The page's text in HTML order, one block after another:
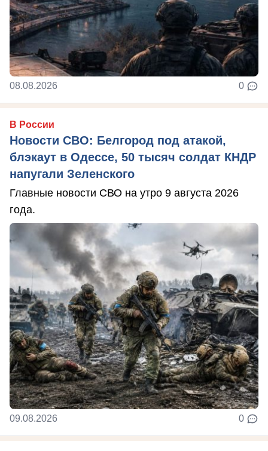
08.08.2026 0
В России
Новости СВО: Белгород под атакой,
блэкаут в Одессе, 50 тысяч солдат КНДР
напугали Зеленского
Главные новости СВО на утро 9 августа 2026
года.
09.08.2026 0